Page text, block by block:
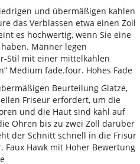
und übermäßigen kahlen
das Verblassen etwa einen Zoll
es hochwertig, wenn Sie eine
Männer legen
Stil mit einer mittelkahlen
Medium fade.four. Hohes Fade
Beurteilung Glatze,
Friseur erfordert, um die
und die Haut sind kahl auf
Ohren bis zu zwei Zoll darüber
der Schnitt schnell in die Frisur
Faux Hawk mit Hoher Bewertung